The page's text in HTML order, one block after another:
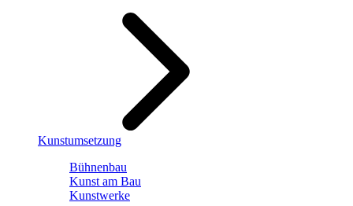
Kunstumsetzung
Bühnenbau
Kunst am Bau
Kunstwerke